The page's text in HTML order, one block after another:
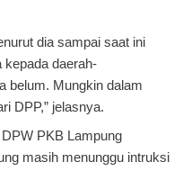
dia sampai saat ini
daerah-
belum. Mungkin dalam
DPP,” jelasnya.
PKB Lampung
masih menunggu intruksi